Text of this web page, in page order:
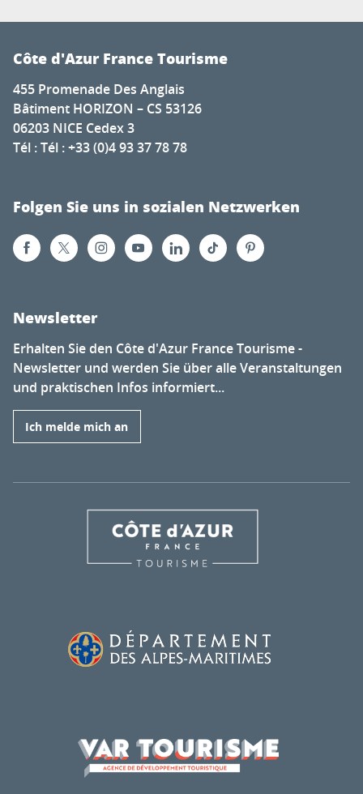
Côte d'Azur France Tourisme
455 Promenade Des Anglais
Bâtiment HORIZON – CS 53126
06203 NICE Cedex 3
Tél : Tél : +33 (0)4 93 37 78 78
Folgen Sie uns in sozialen Netzwerken
Newsletter
Erhalten Sie den Côte d'Azur France Tourisme -
Newsletter und werden Sie über alle Veranstaltungen
und praktischen Infos informiert...
Ich melde mich an